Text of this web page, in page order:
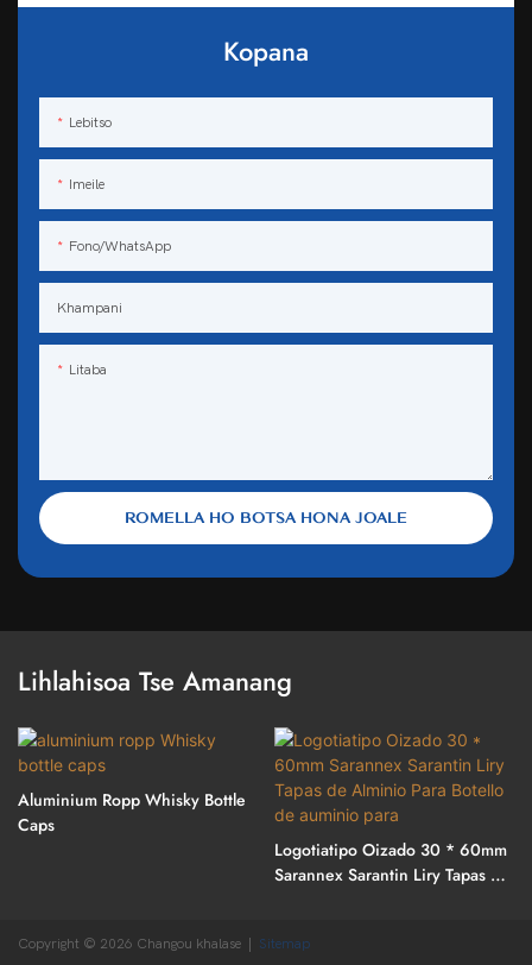
Kopana
Lebitso
Imeile
Fono/WhatsApp
Khampani
Litaba
ROMELLA HO BOTSA HONA JOALE
Lihlahisoa Tse Amanang
Aluminium Ropp Whisky Bottle
Caps
Logotiatipo Oizado 30 * 60mm
Sarannex Sarantin Liry Tapas De
Copyright © 2026 Changou khalase | Sitemap